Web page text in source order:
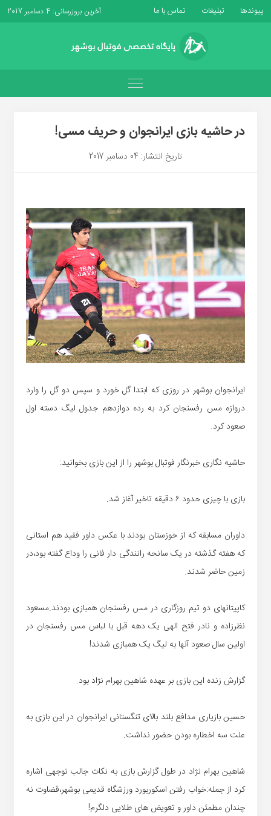
پیوندها تبلیغات تماس با ما آخرین بروزرسانی: 4 دسامبر 2017
در حاشیه بازی ایرانجوان و حریف مسی!
تاریخ انتشار: 04 دسامبر 2017
ایرانجوان بوشهر در روزی که ابتدا گل خورد و سپس دو گل را وارد
دروازه مس رفسنجان کرد به رده دوازدهم جدول لیگ دسته اول
صعود کرد.
حاشیه نگاری خبرنگار فوتبال بوشهر را از این بازی بخوانید:
بازی با چیزی حدود ۶ دقیقه تاخیر آغاز شد.
داوران مسابقه که از خوزستان بودند با عکس داور فقید هم استانی
که هفته گذشته در یک سانحه رانندگی دار فانی را وداع گفته بود،در
زمین حاضر شدند.
کاپیتانهای دو تیم روزگاری در مس رفسنجان همبازی بودند.مسعود
نظرزاده و نادر فتح الهی یک دهه قبل با لباس مس رفسنجان در
اولین سال صعود آنها به لیگ یک همبازی شدند!
گزارش زنده این بازی بر عهده شاهین بهرام نژاد بود.
حسین بازیاری مدافع بلند بالای تنگستانی ایرانجوان در این بازی به
علت سه اخطاره بودن حضور نداشت.
شاهین بهرام نژاد در طول گزارش بازی به نکات جالب توجهی اشاره
کرد از جمله:خواب رفتن اسکوربورد ورزشگاه قدیمی بوشهر،قضاوت نه
چندان مطمئن داور و تعویض های طلایی دلگرم!